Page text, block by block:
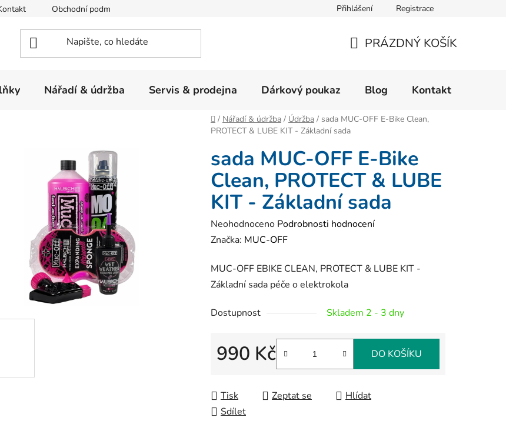
Obchodní podmínky Formulář pro reklamaci zboží
Přihlášení Registrace
KOŠÍK
PRÁZDNÝ KOŠÍK
Nářadí & údržba Servis & prodejna Dárkový poukaz Blog Kontakt
Domů
/ Nářadí & údržba / Údržba / sada MUC-OFF E-Bike Clean,
PROTECT & LUBE KIT - Základní sada
sada MUC-OFF E-Bike
Clean, PROTECT & LUBE
KIT - Základní sada
Průměrné
hodnocení
je
0,0
5
Neohodnoceno Podrobnosti hodnocení
Značka: MUC-OFF
MUC-OFF EBIKE CLEAN, PROTECT & LUBE KIT -
Základní sada péče o elektrokola
Dostupnost Skladem 2 - 3 dny
990 Kč DO KOŠÍKU
Tisk Zeptat se
Hlídat
Sdílet